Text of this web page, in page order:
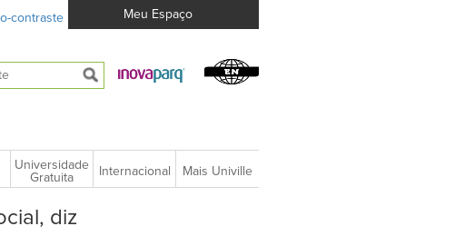
contraste Meu Espaço
Universidade
Gratuita
Internacional Mais Univille
diz